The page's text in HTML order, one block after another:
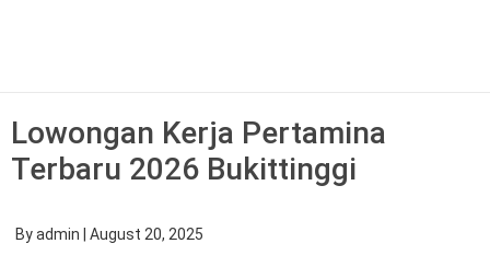
Lowongan Kerja Pertamina
Terbaru 2026 Bukittinggi
Byadmin August 20, 2025